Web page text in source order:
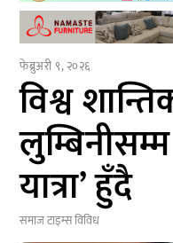
फेब्रुअरी ९, २०२६
विश्व
यात्रा’ हुँदै
समाज टाइम्सविविध